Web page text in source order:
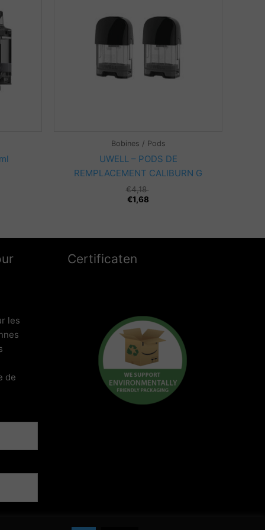
Bobines / Pods
UWELL – PODS DE
REMPLACEMENT CALIBURN G
€4,18
€1,68
les
de
Certificaten